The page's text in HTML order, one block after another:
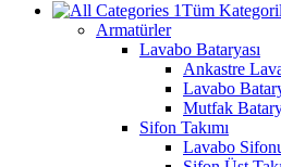
Tüm
Armatürler
Lavabo Bataryası
Ankastre
Lavabo
Mutfak
Sifon Takımı
Lavabo